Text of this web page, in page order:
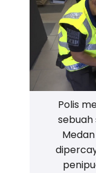
Polis